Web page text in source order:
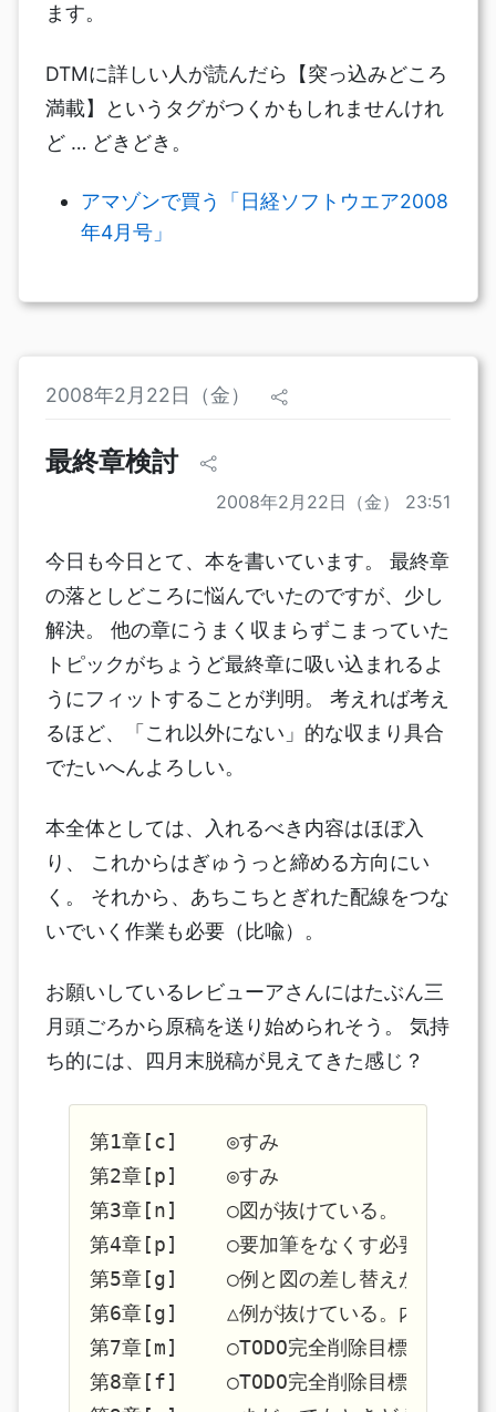
ます。
DTMに詳しい人が読んだら【突っ込みどころ
満載】というタグがつくかもしれませんけれ
ど … どきどき。
アマゾンで買う「日経ソフトウエア2008
年4月号」
2008年2月22日（金）
最終章検討
2008年2月22日（金） 23:51
今日も今日とて、本を書いています。 最終章
の落としどころに悩んでいたのですが、少し
解決。 他の章にうまく収まらずこまっていた
トピックがちょうど最終章に吸い込まれるよ
うにフィットすることが判明。 考えれば考え
るほど、「これ以外にない」的な収まり具合
でたいへんよろしい。
本全体としては、入れるべき内容はほぼ入
り、 これからはぎゅうっと締める方向にい
く。 それから、あちこちとぎれた配線をつな
いでいく作業も必要（比喩）。
お願いしているレビューアさんにはたぶん三
月頭ごろから原稿を送り始められそう。 気持
ち的には、四月末脱稿が見えてきた感じ？
第1章[c]    ◎すみ
第2章[p]    ◎すみ
第3章[n]    ○図が抜けている。
第4章[p]    ○要加筆をなくす必要がある。
第5章[g]    ○例と図の差し替えが一つ必要
第6章[g]    △例が抜けている。内部で大き
第7章[m]    ○TODO完全削除目標に。
第8章[f]    ○TODO完全削除目標に。